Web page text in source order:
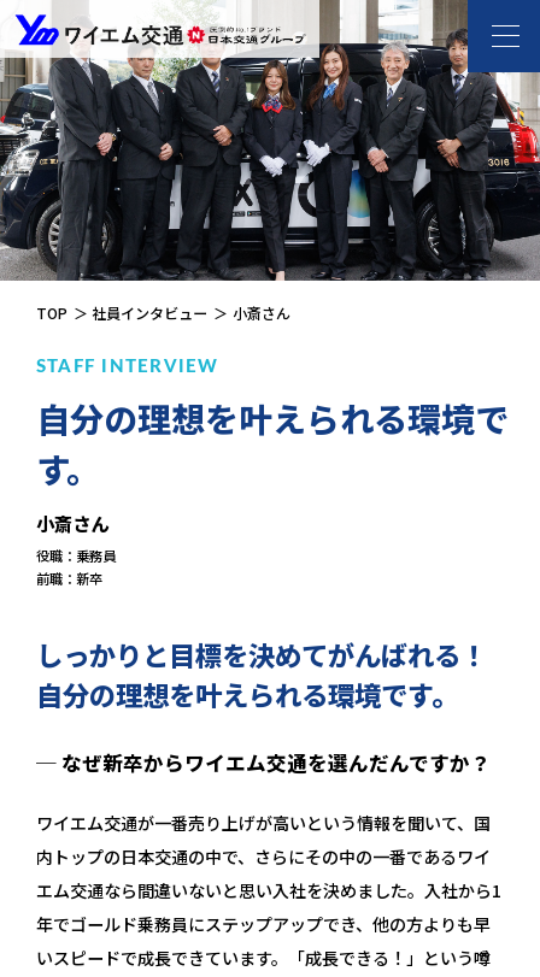
ワイエム交通 l 新
TOP 社員インタビュー 小斎さん
STAFF INTERVIEW
自分の理想を叶えられる環境で
す。
小斎さん
役職：乗務員
前職：新卒
しっかりと目標を決めてがんばれる！
自分の理想を叶えられる環境です。
─ なぜ新卒からワイエム交通を選んだんですか？
ワイエム交通が一番売り上げが高いという情報を聞いて、国
内トップの日本交通の中で、さらにその中の一番であるワイ
エム交通なら間違いないと思い入社を決めました。入社から1
年でゴールド乗務員にステップアップでき、他の方よりも早
いスピードで成長できています。「成長できる！」という噂